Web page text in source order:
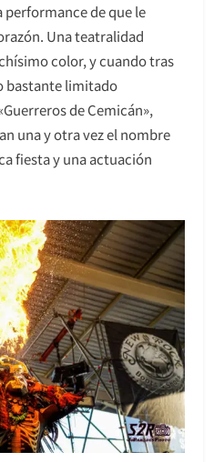
performance de que le
Una teatralidad
color, y cuando tras
bastante limitado
de Cemicán»,
una y otra vez el nombre
fiesta y una actuación